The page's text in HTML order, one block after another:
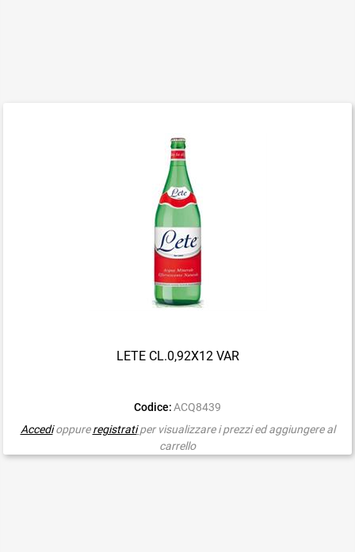
LETE CL.0,92X12 VAR
Codice: ACQ8439
Accedioppureregistrati per visualizzare i prezzi ed aggiungere al
carrello